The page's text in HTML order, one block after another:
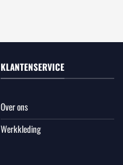
KLANTENSERVICE
Over ons
Werkkleding